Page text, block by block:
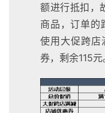
额进行抵扣，
商品，订单的
使用大促跨店
券，剩余115元